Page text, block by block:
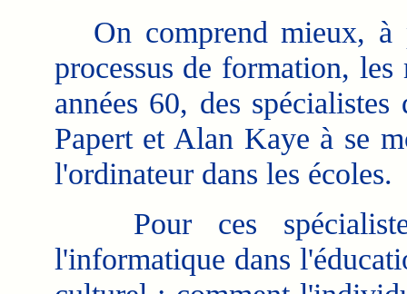
On comprend mieux, à
processus de formation,
années 60, des
Papert et Alan Kaye à se
l'ordinateur dans les écoles.
Pour ces
l'informatique dans